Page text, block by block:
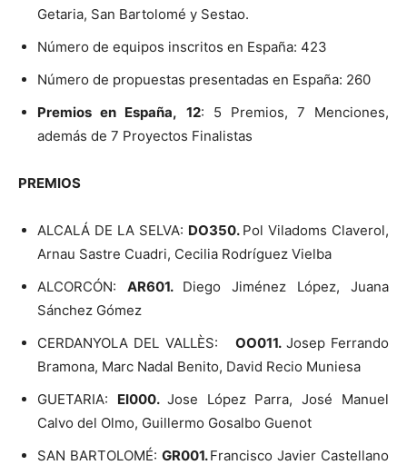
Getaria, San Bartolomé y Sestao.
Número de equipos inscritos en España: 423
Número de propuestas presentadas en España: 260
Premios en España, 12: 5 Premios, 7 Menciones,
además de 7 Proyectos Finalistas
PREMIOS
ALCALÁ DE LA SELVA: DO350. Pol Viladoms Claverol,
Arnau Sastre Cuadri, Cecilia Rodríguez Vielba
ALCORCÓN: AR601. Diego Jiménez López, Juana
Sánchez Gómez
CERDANYOLA DEL VALLÈS:OO011. Josep Ferrando
Bramona, Marc Nadal Benito, David Recio Muniesa
GUETARIA: EI000. Jose López Parra, José Manuel
Calvo del Olmo, Guillermo Gosalbo Guenot
SAN BARTOLOMÉ: GR001.Francisco Javier Castellano